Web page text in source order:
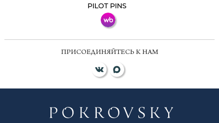
PILOT PINS
ПРИСОЕДИНЯЙТЕСЬ К НАМ